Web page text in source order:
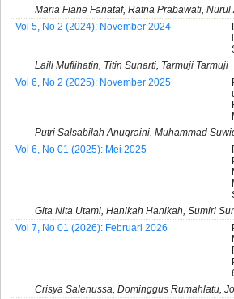
Maria Fiane Fanataf, Ratna Prabawati, Nurul
Vol 5, No 2 (2024): November 2024
Laili Muflihatin, Titin Sunarti, Tarmuji Tarmuji
Vol 6, No 2 (2025): November 2025
Putri Salsabilah Anugraini, Muhammad
Vol 6, No 01 (2025): Mei 2025
Gita Nita Utami, Hanikah Hanikah, Sumiri
Vol 7, No 01 (2026): Februari 2026
Crisya Salenussa, Dominggus Rumahlatu,